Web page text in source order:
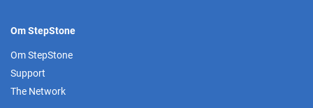
Om StepStone
Om StepStone
Support
The Network